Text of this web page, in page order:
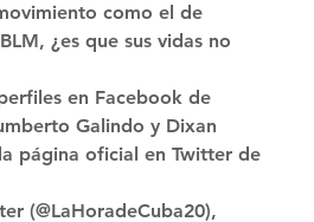
como el de
¿es que sus vidas no
en Facebook de
Galindo y Dixan
página oficial en Twitter de
(@LaHoradeCuba20),